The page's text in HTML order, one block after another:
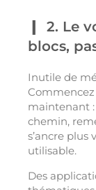
2. Le
blocs,
Inutile de
maintenant
chemin,
s’ancre
utilisable.
Des